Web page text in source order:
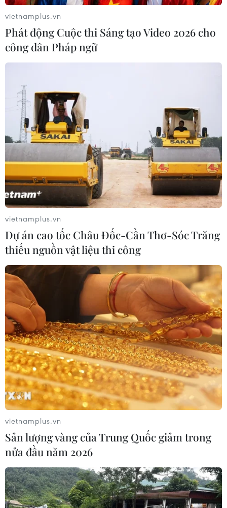
tại 2 tiểu bang Ohio, Iowa
30/09/2020 00:33
Cook Political Report lưu ý rằng Ohio và Iowa - hai tiểu
bang mà Tổng thống Trump đã giành được vào năm
Trump hơn là ông Biden.
Bầu cử Mỹ: CPD thay đổi quy định tranh
luận nhằm đảm bảo trật tự
01/10/2020 07:24
Việc siết chặt các quy định tranh luận được đưa ra sau
khi màn đối đầu trực tiếp đầu tiên giữa hai ứng cử viên
tổng thống Donald Trump và Joe Biden bị đánh giá là
"mất kiểm soát" và "hỗn loạn."
vietnamplus.vn
Phát động Cuộc thi Sáng tạo Video 2026 cho
công dân Pháp ngữ
vietnamplus.vn
Dự án cao tốc Châu Đốc-Cần Thơ-Sóc Trăng
thiếu nguồn vật liệu thi công
vietnamplus.vn
Sản lượng vàng của Trung Quốc giảm trong
nửa đầu năm 2026